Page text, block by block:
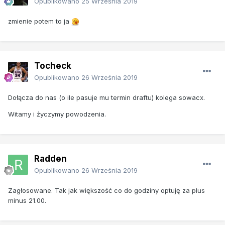
zmienie potem to ja
Tocheck
Opublikowano 26 Września 2019
Dołącza do nas (o ile pasuje mu termin draftu) kolega sowacx.
Witamy i życzymy powodzenia.
Radden
Opublikowano 26 Września 2019
Zagłosowane. Tak jak większość co do godziny optuję za plus
minus 21.00.